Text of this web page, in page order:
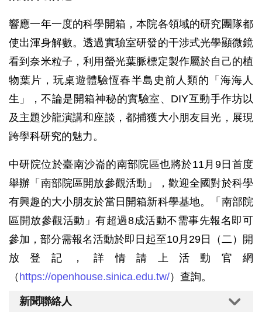
響應一年一度的科學開箱，本院各領域的研究團隊都
使出渾身解數。透過實驗室研發的干涉式光學顯微鏡
看到奈米粒子，利用螢光葉脈標定製作屬於自己的植
物葉片，玩桌遊體驗恆春半島史前人類的「海海人
生」，不論是開箱神秘的實驗室、DIY互動手作坊以
及主題沙龍演講和座談，都捕獲大小朋友目光，展現
跨學科研究的魅力。
中研院位於臺南沙崙的南部院區也將於11月9日首度
舉辦「南部院區開放參觀活動」，歡迎全國對於科學
有興趣的大小朋友於當日開箱新科學基地。「南部院
區開放參觀活動」有超過8成活動不需事先報名即可
參加，部分需報名活動於即日起至10月29日（二）開
放登記，詳情請上活動官網
（ https://openhouse.sinica.edu.tw/）查詢。
新聞聯絡人